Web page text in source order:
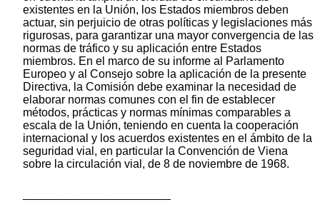
existentes en la Unión, los Estados miembros deben
actuar, sin perjuicio de otras políticas y legislaciones más
rigurosas, para garantizar una mayor convergencia de las
normas de tráfico y su aplicación entre Estados
miembros. En el marco de su informe al Parlamento
Europeo y al Consejo sobre la aplicación de la presente
Directiva, la Comisión debe examinar la necesidad de
elaborar normas comunes con el fin de establecer
métodos, prácticas y normas mínimas comparables a
escala de la Unión, teniendo en cuenta la cooperación
internacional y los acuerdos existentes en el ámbito de la
seguridad vial, en particular la Convención de Viena
sobre la circulación vial, de 8 de noviembre de 1968.